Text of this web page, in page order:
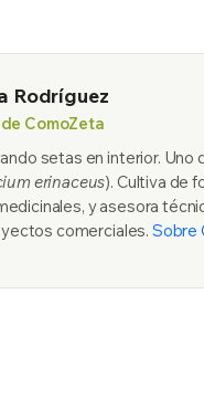
Rodríguez
ComoZeta
setas en interior.
erinaceus). Cultiva de
y asesora
comerciales. Sobre